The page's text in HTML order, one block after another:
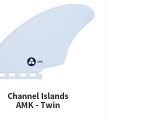
Channel Islands
AMK - Twin